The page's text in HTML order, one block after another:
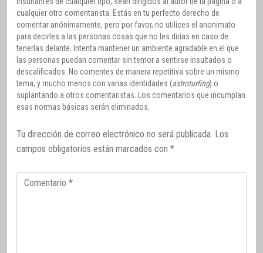
cualquier otro comentarista. Estás en tu perfecto derecho de
comentar anónimamente, pero por favor, no utilices el anonimato
para decirles a las personas cosas que no les dirías en caso de
tenerlas delante. Intenta mantener un ambiente agradable en el que
las personas puedan comentar sin temor a sentirse insultados o
descalificados. No comentes de manera repetitiva sobre un mismo
tema, y mucho menos con varias identidades (astroturfing) o
suplantando a otros comentaristas. Los comentarios que incumplan
esas normas básicas serán eliminados.
Tu dirección de correo electrónico no será publicada. Los
campos obligatorios están marcados con *
Comentario